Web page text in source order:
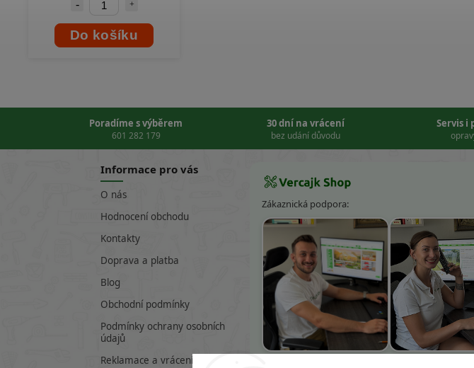
Do košíku
Poradíme s výběrem
601 282 179
30 dní na vrácení
bez udání důvodu
Servis i
Informace pro vás
O nás
Hodnocení obchodu
Kontakty
Doprava a platba
Blog
Obchodní podmínky
Podmínky ochrany osobních
údajů
Reklamace a vrácení zboží
Zákaznická podpora: